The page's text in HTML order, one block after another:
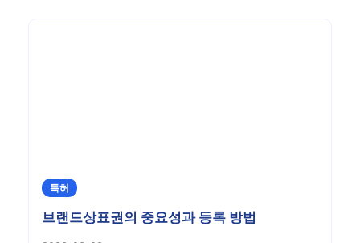
특허
브랜드상표권의 중요성과 등록 방법